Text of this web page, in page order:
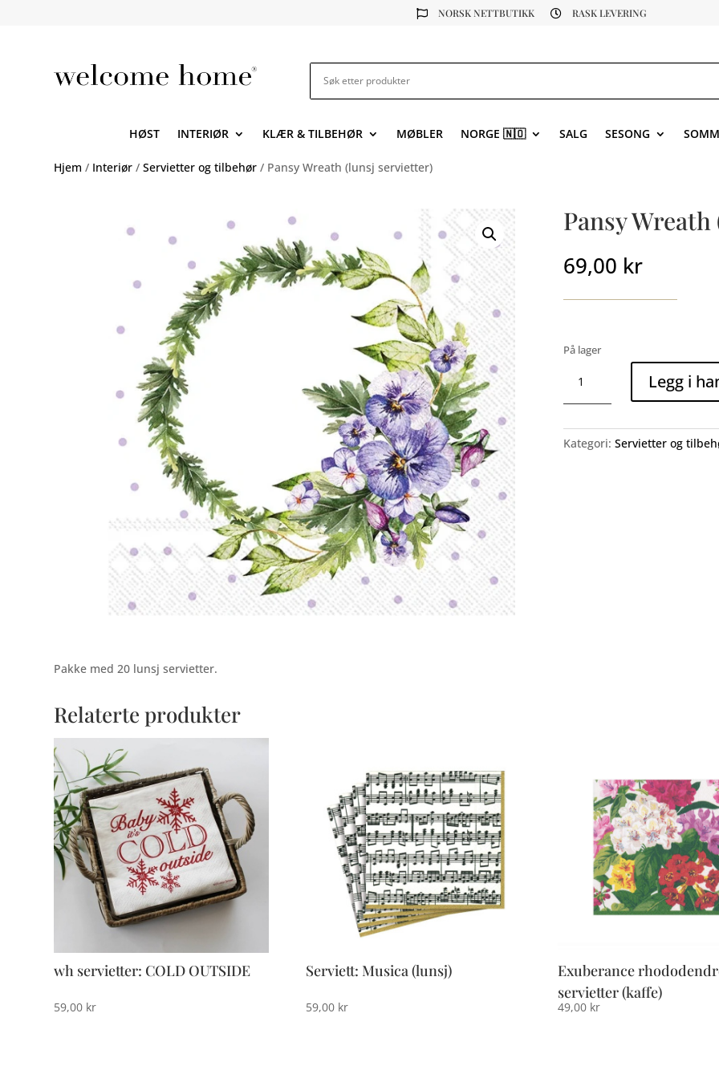
 NORSK NETTBUTIKK  RASK LEVERING
HØST INTERIØR KLÆR & TILBEHØR MØBLER NORGE 🇳🇴 SALG SESONG
Hjem / Interiør /Servietter og tilbehør / Pansy Wreath (lunsj servietter)
Pansy
69,00 kr
På lager
Wreath
(lunsj
antall
Legg i
Kategori: Servietter og
Pakke med 20 lunsj servietter.
Relaterte produkter
wh servietter: COLD OUTSIDE
59,00 kr
Serviett: Musica (lunsj)
59,00 kr
Exuberance
servietter (kaffe)
49,00 kr